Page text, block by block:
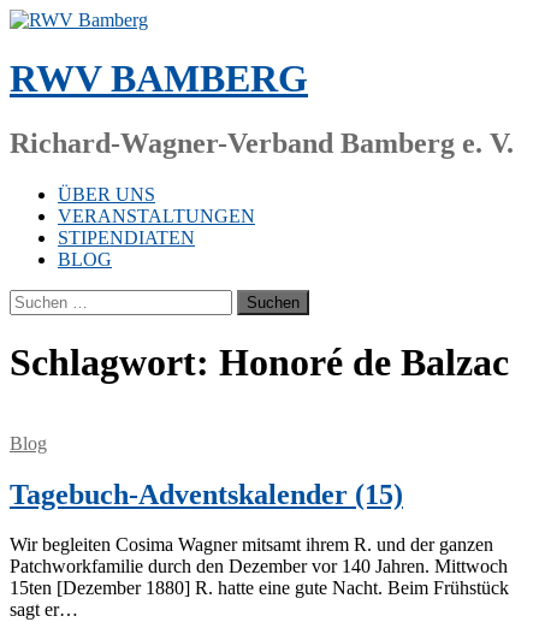
Zum
springen
RWV BAMBERG
Richard-Wagner-Verband Bamberg e. V.
ÜBER UNS
VERANSTALTUNGEN
STIPENDIATEN
BLOG
Suchen
nach:
Schlagwort: Honoré de Balzac
Blog
Tagebuch-Adventskalender (15)
Wir be­glei­ten Co­si­ma Wag­ner mit­samt ih­rem R. und der gan­zen
Patch­work­fa­mi­lie durch den De­zem­ber vor 140 Jah­ren. Mitt­woch
15ten [De­zem­ber 1880] R. hat­te eine gute Nacht. Beim Früh­stück
sagt er…